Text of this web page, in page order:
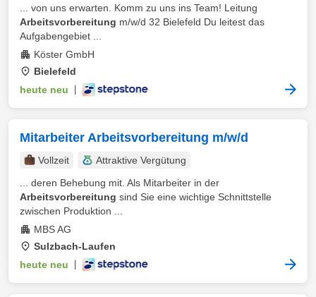
... von uns erwarten. Komm zu uns ins Team! Leitung
Arbeitsvorbereitung m/w/d 32 Bielefeld Du leitest das
Aufgabengebiet ...
Köster GmbH
Bielefeld
heute neu
Mitarbeiter Arbeitsvorbereitung m/w/d
Vollzeit
Attraktive Vergütung
... deren Behebung mit. Als Mitarbeiter in der
Arbeitsvorbereitung sind Sie eine wichtige Schnittstelle
zwischen Produktion ...
MBS AG
Sulzbach-Laufen
heute neu